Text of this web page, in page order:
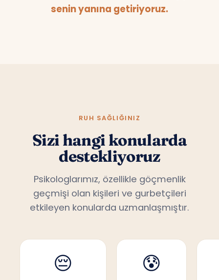
senin yanına getiriyoruz.
RUH SAĞLIĞINIZ
Sizi hangi konularda
destekliyoruz
Psikologlarımız, özellikle göçmenlik
geçmişi olan kişileri ve gurbetçileri
etkileyen konularda uzmanlaşmıştır.
😔 😰